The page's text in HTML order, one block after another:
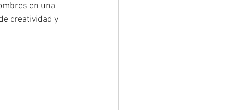
en una
creatividad y